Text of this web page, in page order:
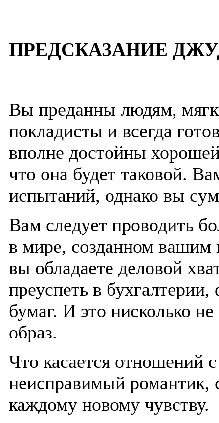
ПРЕДСКАЗАНИЕ
Вы преданны людям,
покладисты и всегда
вполне достойны
что она будет таковой.
испытаний, однако вы
Вам следует проводить
в мире, созданном вашим
вы обладаете деловой
преуспеть в
бумаг. И это нисколько
образ.
Что касается отношений
неисправимый романтик,
каждому новому чувству.